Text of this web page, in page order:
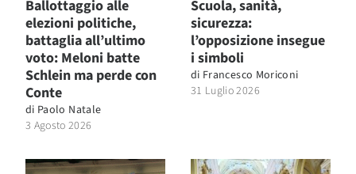
Ballottaggio alle
elezioni politiche,
battaglia all’ultimo
voto: Meloni batte
Schlein ma perde con
Conte
di Paolo Natale
3 Agosto 2026
Scuola, sanità,
sicurezza:
l’opposizione insegue
i simboli
di Francesco Moriconi
31 Luglio 2026